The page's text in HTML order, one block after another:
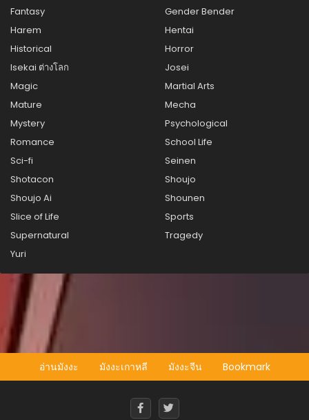
ตอนที่ 18
สิงหาคม 25, 2025
สิงหาคม 25, 2025
ตอนที่ 16
ตอนที่ 15
สิงหาคม 25, 2025
ตอนที่ 14
สิงหาคม 25, 2025
สิงหาคม 25, 2025
สิงหาคม 25, 2025
ตอนที่ 11
สิงหาคม 25, 2025
ตอนที่ 10
สิงหาคม 25, 2025
Fantasy
Gender Bender
Harem
Hentai
Historical
Horror
Isekai ต่างโลก
Josei
Magic
Martial Arts
Mature
Mecha
Mystery
Psychological
Romance
School Life
Sci-fi
Seinen
Shotacon
Shoujo
Shoujo Ai
Shounen
Slice of Life
Sports
Supernatural
Tragedy
Yuri
อ่านมังงะ มังงะเกาหลี มังงะจีน Bookmark